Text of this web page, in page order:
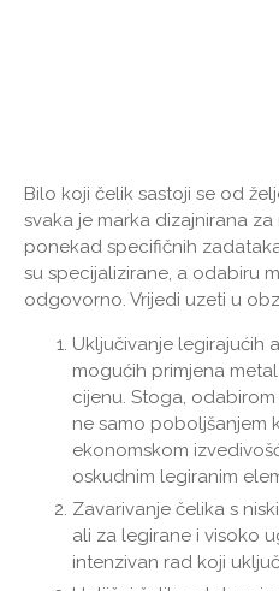
Bilo koji čelik sastoji se od
svaka je marka dizajnirana
ponekad specifičnih
su specijalizirane, a odabiru
odgovorno. Vrijedi uzeti u
Uključivanje legirajućih
mogućih primjena
cijenu. Stoga,
ne samo poboljšanjem
ekonomskom
oskudnim legiranim
Zavarivanje čelika s
ali za legirane i visoko
intenzivan rad koji